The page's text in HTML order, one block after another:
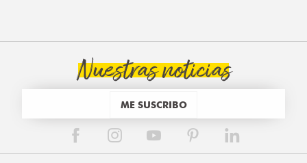
Nuestras noticias
ME SUSCRIBO